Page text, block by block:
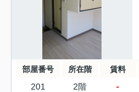
部屋番号 所在階 賃料
201 2階 -